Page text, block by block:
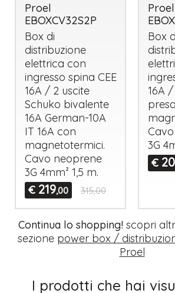
Proel
EBOXCV32S2P
Box di
distribuzione
elettrica con
ingresso spina CEE
16A / 2 uscite
Schuko bivalente
16A German-10A
IT 16A con
magnetotermici.
Cavo neoprene
3G 4mm² 1,5 m.
€ 219,00 315,00
Proel
Box
16A
presa
3G
€
Continua lo shopping!scopri
sezione power box /
Proel
I prodotti che hai